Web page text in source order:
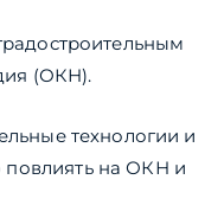
(ОКН).
технологии и
повлиять на ОКН и